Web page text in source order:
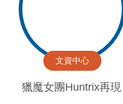
文資中心
獵魔女團Huntrix再現